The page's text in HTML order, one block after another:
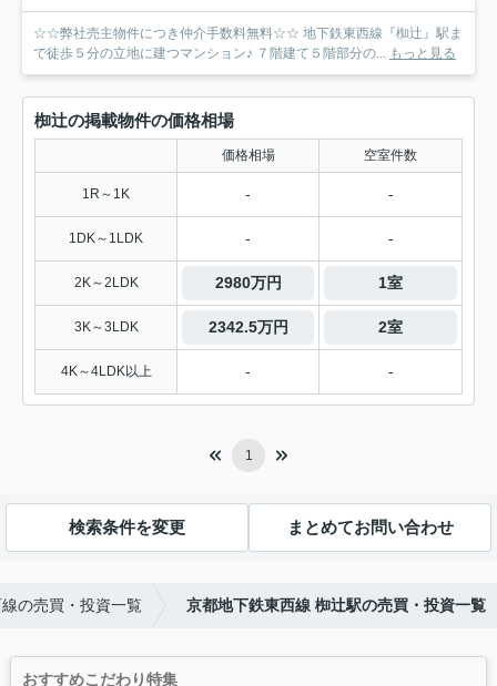
☆☆弊社売主物件につき仲介手数料無料☆☆ 地下鉄東西線『椥辻』駅ま
で徒歩５分の立地に建つマンション♪ ７階建て５階部分の... もっと見る
椥辻の掲載物件の価格相場
価格相場 空室件数
1R～1K - -
1DK～1LDK - -
2K～2LDK 2980万円 1室
3K～3LDK 2342.5万円 2室
4K～4LDK以上 - -
1
検索条件を変更 まとめてお問い合わせ
の売買・投資一覧 京都地下鉄東西線 椥辻駅の売買・投資一覧
おすすめこだわり特集